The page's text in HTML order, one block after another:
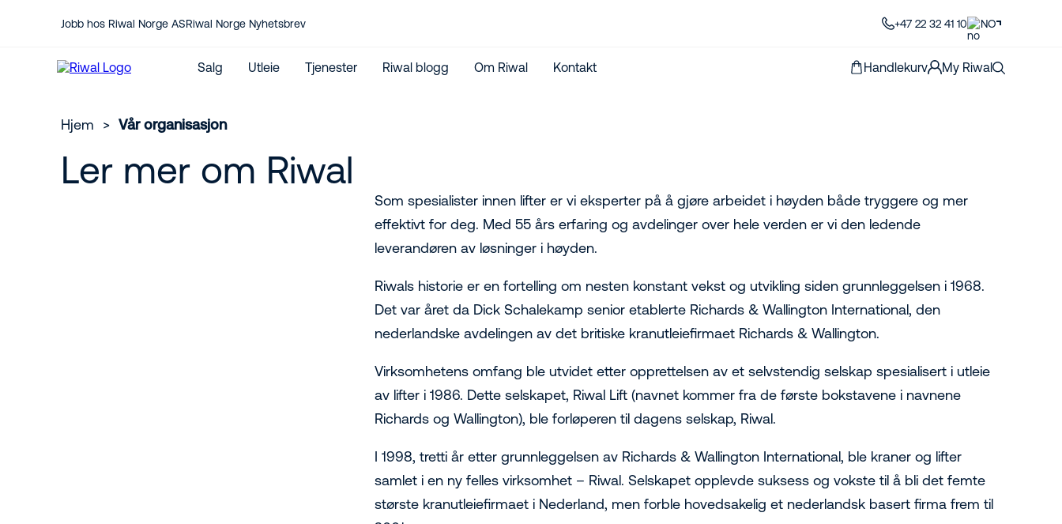
Jobb hos Riwal Norge ASRiwal Norge Nyhetsbrev +47 22 32 41 10 NO
Salg
Jeg vil kjøpe lift
Utleie Tjenester
Service
Riwal blogg Om Riwal Kontakt
Kontakt oss her
Medarbeidere
Handlekurv My Riwal
Hjem > Vår organisasjon
Ler mer om Riwal
Som spesialister innen lifter er vi eksperter på å gjøre arbeidet i høyden både tryggere og mer
effektivt for deg. Med 55 års erfaring og avdelinger over hele verden er vi den ledende
leverandøren av løsninger i høyden.
Riwals historie er en fortelling om nesten konstant vekst og utvikling siden grunnleggelsen i 1968.
Det var året da Dick Schalekamp senior etablerte Richards & Wallington International, den
nederlandske avdelingen av det britiske kranutleiefirmaet Richards & Wallington.
Virksomhetens omfang ble utvidet etter opprettelsen av et selvstendig selskap spesialisert i utleie
av lifter i 1986. Dette selskapet, Riwal Lift (navnet kommer fra de første bokstavene i navnene
Richards og Wallington), ble forløperen til dagens selskap, Riwal.
I 1998, tretti år etter grunnleggelsen av Richards & Wallington International, ble kraner og lifter
samlet i en ny felles virksomhet – Riwal. Selskapet opplevde suksess og vokste til å bli det femte
største kranutleiefirmaet i Nederland, men forble hovedsakelig et nederlandsk basert firma frem til